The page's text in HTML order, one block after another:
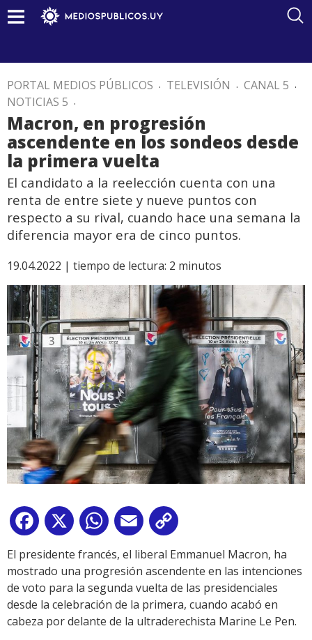
PORTAL MEDIOS PÚBLICOS . TELEVISIÓN . CANAL 5 .
NOTICIAS 5 .
Macron, en progresión
ascendente en los sondeos desde
la primera vuelta
El candidato a la reelección cuenta con una
renta de entre siete y nueve puntos con
respecto a su rival, cuando hace una semana la
diferencia mayor era de cinco puntos.
19.04.2022 | tiempo de lectura: 2 minutos
Facebook
X WhatsApp
Email
Link
El presidente francés, el liberal Emmanuel Macron, ha
mostrado una progresión ascendente en las intenciones
de voto para la segunda vuelta de las presidenciales
desde la celebración de la primera, cuando acabó en
cabeza por delante de la ultraderechista Marine Le Pen.